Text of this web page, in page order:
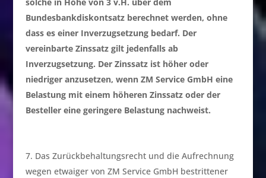
Bundesbankdiskontsatz berechnet werden, ohne
dass es einer Inverzugsetzung bedarf. Der
vereinbarte Zinssatz gilt jedenfalls ab
Inverzugsetzung. Der Zinssatz ist höher oder
niedriger anzusetzen, wenn ZM Service GmbH eine
Belastung mit einem höheren Zinssatz oder der
Besteller eine geringere Belastung nachweist.
Das Zurückbehaltungsrecht und die Aufrechnung
wegen etwaiger von ZM Service GmbH bestrittener